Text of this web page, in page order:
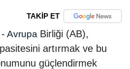
TAKİP ET
- Avrupa Birliği (AB),
artırmak ve bu
güçlendirmek